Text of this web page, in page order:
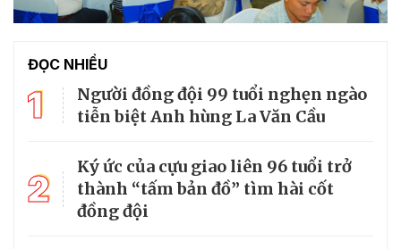
ĐỌC NHIỀU
1
Người đồng đội 99 tuổi nghẹn ngào
tiễn biệt Anh hùng La Văn Cầu
2
Ký ức của cựu giao liên 96 tuổi trở
thành “tấm bản đồ” tìm hài cốt
đồng đội